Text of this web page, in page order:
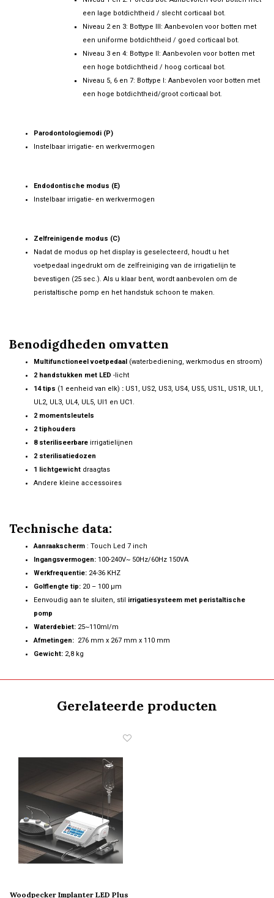
een lage botdichtheid / slecht corticaal bot.
Niveau 2 en 3: Bottype III: Aanbevolen voor botten met
een uniforme botdichtheid / goed corticaal bot.
Niveau 3 en 4: Bottype II: Aanbevolen voor botten met
een hoge botdichtheid / hoog corticaal bot.
Niveau 5, 6 en 7: Bottype I: Aanbevolen voor botten met
een hoge botdichtheid/groot corticaal bot.
Parodontologiemodi (P)
Instelbaar irrigatie- en werkvermogen
Endodontische modus (E)
Instelbaar irrigatie- en werkvermogen
Zelfreinigende modus (C)
Nadat de modus op het display is geselecteerd, houdt u het
voetpedaal ingedrukt om de zelfreiniging van de irrigatielijn te
bevestigen (25 sec.). Als u klaar bent, wordt aanbevolen om de
peristaltische pomp en het handstuk schoon te maken.
Benodigdheden omvatten
Multifunctioneel voetpedaal (waterbediening, werkmodus en stroom)
2 handstukken met LED -licht
14 tips (1 eenheid van elk) : US1, US2, US3, US4, US5, US1L, US1R, UL1,
UL2, UL3, UL4, UL5, UI1 en UC1.
2 momentsleutels
2 tiphouders
8 steriliseerbare irrigatielijnen
2 sterilisatiedozen
1 lichtgewicht draagtas
Andere kleine accessoires
Technische data:
Aanraakscherm : Touch Led 7 inch
Ingangsvermogen: 100-240V~ 50Hz/60Hz 150VA
Werkfrequentie: 24-36 KHZ
Golflengte tip: 20 – 100 µm
Eenvoudig aan te sluiten, stil irrigatiesysteem met peristaltische
pomp
Waterdebiet: 25~110ml/m
Afmetingen: 276 mm x 267 mm x 110 mm
Gewicht: 2,8 kg
Gerelateerde producten
Woodpecker Implanter LED Plus